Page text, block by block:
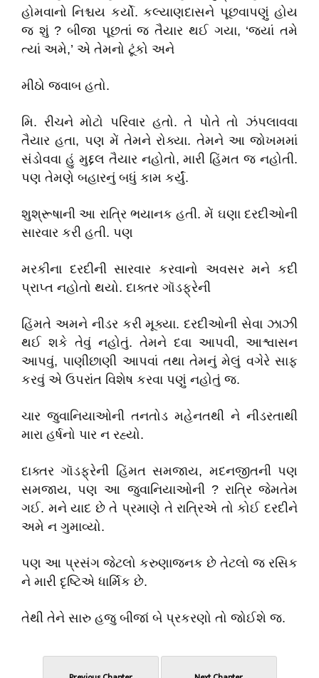
હોમવાનો નિશ્ચય કર્યો. કલ્યાણદાસને પૂછવાપણું હોય
જ શું ? બીજા પૂછતાં જ તૈયાર થઈ ગયા, ‘જ્યાં તમે
ત્યાં અમે,’ એ તેમનો ટૂંકો અને
મીઠો જવાબ હતો.
મિ. રીચને મોટો પરિવાર હતો. તે પોતે તો ઝંપલાવવા
તૈયાર હતા, પણ મેં તેમને રોક્યા. તેમને આ જોખમમાં
સંડોવવા હું મુદ્દલ તૈયાર નહોતો, મારી હિંમત જ નહોતી.
પણ તેમણે બહારનું બધું કામ કર્યું.
શુશ્રૂષાની આ રાત્રિ ભયાનક હતી. મેં ઘણા દરદીઓની
સારવાર કરી હતી. પણ
મરકીના દરદીની સારવાર કરવાનો અવસર મને કદી
પ્રાપ્ત નહોતો થયો. દાક્તર ગૉડફ્રેની
હિંમતે અમને નીડર કરી મૂક્યા. દરદીઓની સેવા ઝાઝી
થઈ શકે તેવું નહોતું. તેમને દવા આપવી, આશ્વાસન
આપવું, પાણીછાણી આપવાં તથા તેમનું મેલું વગેરે સાફ
કરવું એ ઉપરાંત વિશેષ કરવા પણું નહોતું જ.
ચાર જુવાનિયાઓની તનતોડ મહેનતથી ને નીડરતાથી
મારા હર્ષનો પાર ન રહ્યો.
દાક્તર ગૉડફ્રેની હિંમત સમજાય, મદનજીતની પણ
સમજાય, પણ આ જુવાનિયાઓની ? રાત્રિ જેમતેમ
ગઈ. મને યાદ છે તે પ્રમાણે તે રાત્રિએ તો કોઈ દરદીને
અમે ન ગુમાવ્યો.
પણ આ પ્રસંગ જેટલો કરુણાજનક છે તેટલો જ રસિક
ને મારી દૃષ્ટિએ ધાર્મિક છે.
તેથી તેને સારુ હજુ બીજાં બે પ્રકરણો તો જોઈશે જ.